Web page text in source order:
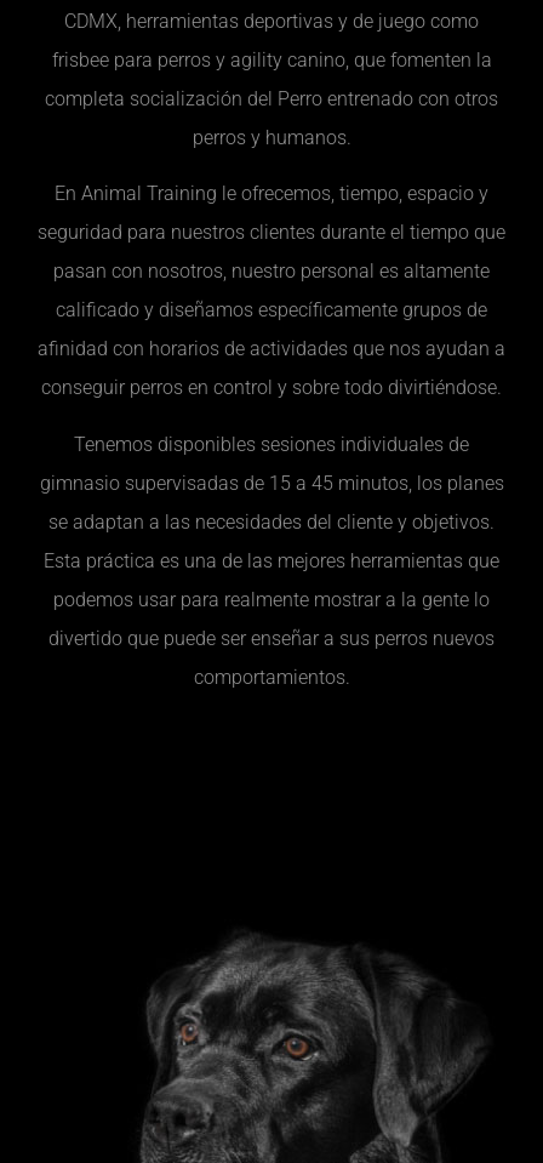
CDMX, herramientas deportivas y de juego como
frisbee para perros y agility canino, que fomenten la
completa socialización del Perro entrenado con otros
perros y humanos.
En Animal Training le ofrecemos, tiempo, espacio y
seguridad para nuestros clientes durante el tiempo que
pasan con nosotros, nuestro personal es altamente
calificado y diseñamos específicamente grupos de
afinidad con horarios de actividades que nos ayudan a
conseguir perros en control y sobre todo divirtiéndose.
Tenemos disponibles sesiones individuales de
gimnasio supervisadas de 15 a 45 minutos, los planes
se adaptan a las necesidades del cliente y objetivos.
Esta práctica es una de las mejores herramientas que
podemos usar para realmente mostrar a la gente lo
divertido que puede ser enseñar a sus perros nuevos
comportamientos.